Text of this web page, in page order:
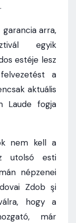
arra,
egyik
estéje lesz
a
aktuális
Laude fogja
nem kell a
utolsó esti
népzenei
Zdob şi
hogy a
már